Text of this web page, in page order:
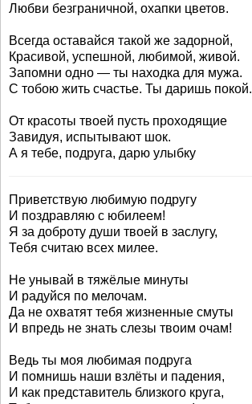
Любви безграничной, охапки цветов.
Всегда оставайся такой же задорной,
Красивой, успешной, любимой, живой.
Запомни одно — ты находка для мужа.
С тобою жить счастье. Ты даришь покой.
От красоты твоей пусть проходящие
Завидуя, испытывают шок.
А я тебе, подруга, дарю улыбку
Приветствую любимую подругу
И поздравляю с юбилеем!
Я за доброту души твоей в заслугу,
Тебя считаю всех милее.
Не унывай в тяжёлые минуты
И радуйся по мелочам.
Да не охватят тебя жизненные смуты
И впредь не знать слезы твоим очам!
Ведь ты моя любимая подруга
И помнишь наши взлёты и падения,
И как представитель близкого круга,